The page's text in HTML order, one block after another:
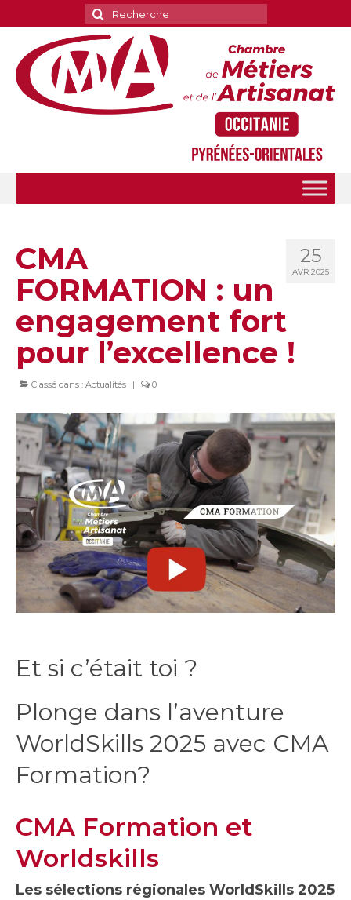
Rechercher
:
25
AVR 2025
CMA
FORMATION : un
engagement fort
pour l’excellence !
Classé dans : Actualités | 0
Et si c’était toi ?
Plonge dans l’aventure
WorldSkills 2025 avec CMA
Formation?
CMA Formation et
Worldskills
Les sélections régionales WorldSkills 2025